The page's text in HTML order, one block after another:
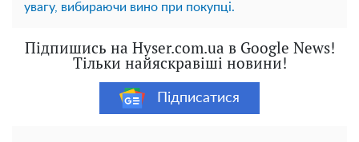
увагу, вибираючи вино при покупці.
Підпишись на Hyser.com.ua в Google News!
Тільки найяскравіші новини!
Підписатися